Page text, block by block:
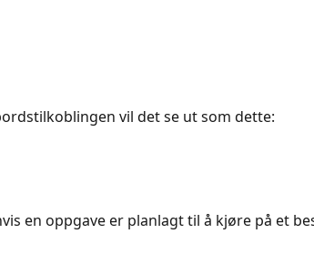
vil det se ut som dette:
en oppgave er planlagt til å kjøre på et